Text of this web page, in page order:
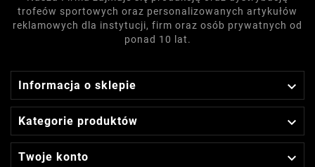
trofeów sportowych oraz personalizowanych artykułów
reklamowych dla instytucji, firm oraz osób prywatnych od
ponad 10 lat.
Informacja o sklepie 
Kategorie produktów 
Twoje konto 